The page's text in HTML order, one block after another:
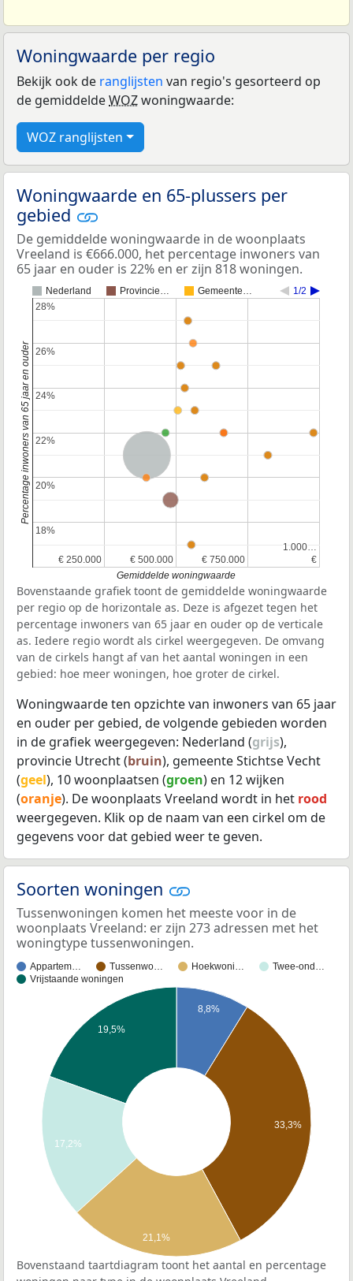
Woningwaarde per regio
Bekijk ook de ranglijsten van regio's gesorteerd op
de gemiddeldeWOZwoningwaarde:
WOZ ranglijsten
Woningwaarde en 65-plussers per
gebied
De gemiddelde woningwaarde in de woonplaats
Vreeland is €666.000, het percentage inwoners van
65 jaar en ouder is 22% en er zijn 818 woningen.
Nederland Provincie… Gemeente… 1/2
Provincie Utrecht
€ 250.000
€ 250.000 € 500.000
€ 500.000 € 750.000
€ 750.000 €
€
1.000…
1.000…
18%
18%
20%
20%
22%
22%
24%
24%
26%
26%
28%
28%
Gemiddelde woningwaarde
Percentage inwoners van 65 jaar en ouder
Bovenstaande grafiek toont de gemiddelde woningwaarde
per regio op de horizontale as. Deze is afgezet tegen het
percentage inwoners van 65 jaar en ouder op de verticale
as. Iedere regio wordt als cirkel weergegeven. De omvang
van de cirkels hangt af van het aantal woningen in een
gebied: hoe meer woningen, hoe groter de cirkel.
Woningwaarde ten opzichte van inwoners van 65 jaar
en ouder per gebied, de volgende gebieden worden
in de grafiek weergegeven: Nederland (grijs),
provincie Utrecht (bruin), gemeente Stichtse Vecht
(geel), 10 woonplaatsen (groen) en 12 wijken
(oranje). De woonplaats Vreeland wordt in het rood
weergegeven. Klik op de naam van een cirkel om de
gegevens voor dat gebied weer te geven.
Soorten woningen
Tussenwoningen komen het meeste voor in de
woonplaats Vreeland: er zijn 273 adressen met het
woningtype tussenwoningen.
Appartem… Tussenwo… Hoekwoni…
Twee-ond…
Vrijstaande woningen
8,8%
33,3%
19,5%
17,2%
21,1%
Bovenstaand taartdiagram toont het aantal en percentage